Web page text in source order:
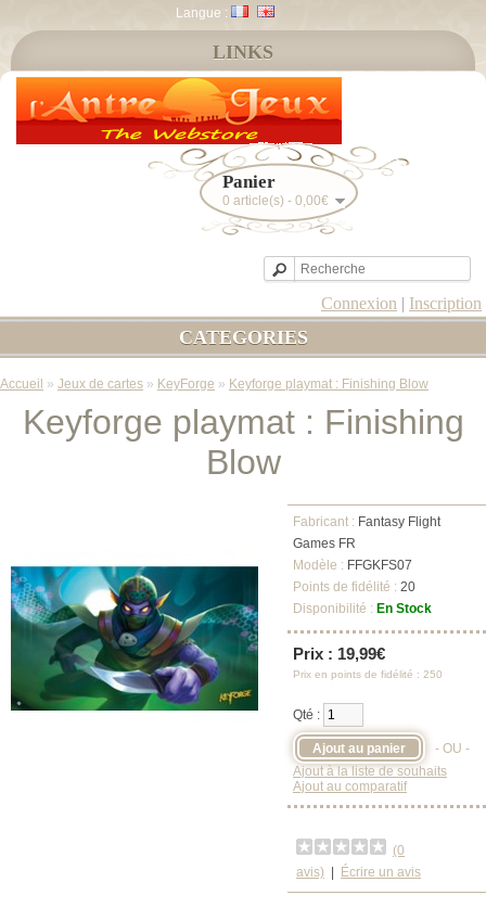
Langue :
Panier
0 article(s) - 0,00€
Connexion | Inscription
LINKS
CATEGORIES
Accueil » Jeux de cartes » KeyForge » Keyforge playmat : Finishing Blow
Keyforge playmat : Finishing
Blow
Fabricant : Fantasy Flight
Games FR
Modèle : FFGKFS07
Points de fidélité : 20
Disponibilité : En Stock
Prix : 19,99€
Prix en points de fidélité : 250
Qté :
- OU -
Ajout à la liste de souhaits
Ajout au comparatif
(0
avis)
Écrire un avis